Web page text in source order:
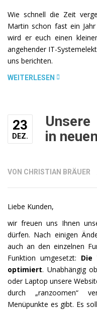
Wie schnell die Zeit
Martin schon fast ein
wird er euch einen
angehender IT-
uns berichten.
WEITERLESEN „EIN
–
UNSER
BERICHTET“
23
DEZ.
in
VON CHRISTIAN BRÄUER
Liebe Kunden,
wir freuen uns Ihnen
dürfen. Nach einigen
auch an den einzelnen
Funktion umgesetzt: Die
optimiert. Unabhängig
oder Laptop unsere
durch „ranzoomen“
Menüpunkte es gibt. Es